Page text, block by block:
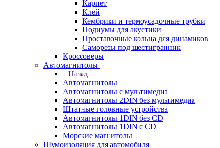
Карпет
Клей
Кембрики и термоусадочные трубки
Подиумы для акустики
Проставочные кольца для динамиков
Саморезы под шестигранник
Кроссоверы
Автомагнитолы
Назад
Автомагнитолы
Автомагнитолы с мультимедиа
Автомагнитолы 2DIN без мультимедиа
Штатные головные устройства
Автомагнитолы 1DIN без CD
Автомагнитолы 1DIN с CD
Морские магнитолы
Шумоизоляция для автомобиля